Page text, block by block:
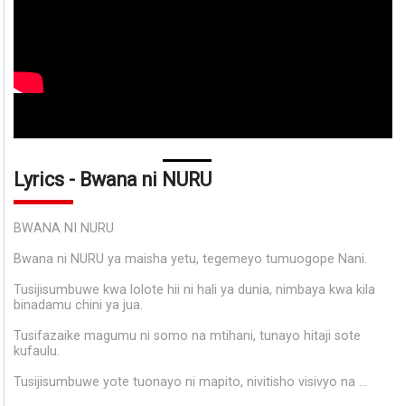
Lyrics - Bwana ni NURU
BWANA NI NURU
Bwana ni NURU ya maisha yetu, tegemeyo tumuogope Nani.
Tusijisumbuwe kwa lolote hii ni hali ya dunia, nimbaya kwa kila
binadamu chini ya jua.
Tusifazaike magumu ni somo na mtihani, tunayo hitaji sote
kufaulu.
Tusijisumbuwe yote tuonayo ni mapito, nivitisho visivyo na ...